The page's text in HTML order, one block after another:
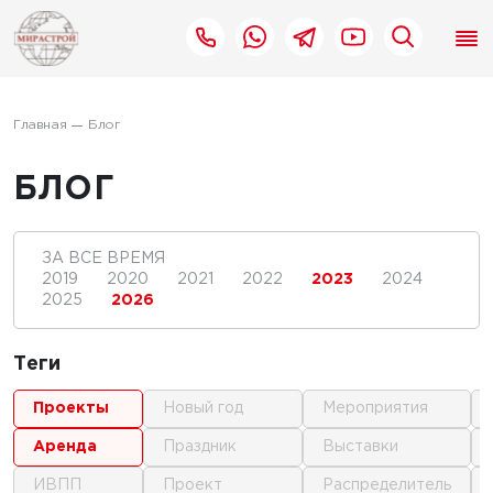
Главная Блог
БЛОГ
ЗА ВСЕ ВРЕМЯ
2019
2020 2021 2022 2023
2024
2025
2026
Теги
проекты
аренда
ИВПП
новый год
праздник
проект
мероприятия
выставки
распределитель